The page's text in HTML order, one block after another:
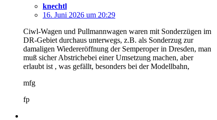
knechtl
16. Juni 2026 um 20:29
Ciwl-Wagen und Pullmannwagen waren mit Sonderzügen im
DR-Gebiet durchaus unterwegs, z.B. als Sonderzug zur
damaligen Wiedereröffnung der Semperoper in Dresden, man
muß sicher Abstrichebei einer Umsetzung machen, aber
erlaubt ist , was gefällt, besonders bei der Modellbahn,
mfg
fp